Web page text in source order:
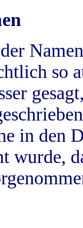
so
in
wurde,